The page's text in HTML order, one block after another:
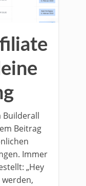
Builderall
Beitrag
Immer
„Hey